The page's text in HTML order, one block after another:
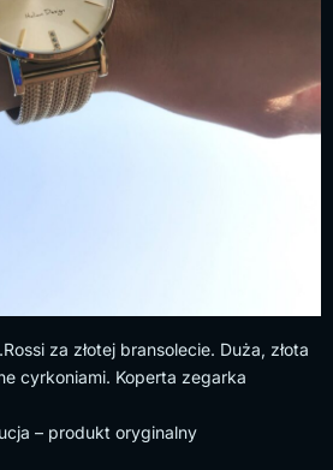
za złotej bransolecie. Duża, złota
cyrkoniami. Koperta zegarka
– produkt oryginalny